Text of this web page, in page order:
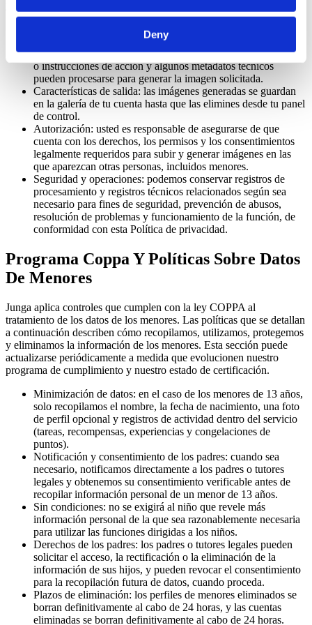
Deny
Uso opcional: «Selfie con Junga» es una función opcional y
no es necesaria para utilizar el Servicio.
Datos de entrada: las fotos originales subidas, las indicaciones
o instrucciones de acción y algunos metadatos técnicos
pueden procesarse para generar la imagen solicitada.
Características de salida: las imágenes generadas se guardan
en la galería de tu cuenta hasta que las elimines desde tu panel
de control.
Autorización: usted es responsable de asegurarse de que
cuenta con los derechos, los permisos y los consentimientos
legalmente requeridos para subir y generar imágenes en las
que aparezcan otras personas, incluidos menores.
Seguridad y operaciones: podemos conservar registros de
procesamiento y registros técnicos relacionados según sea
necesario para fines de seguridad, prevención de abusos,
resolución de problemas y funcionamiento de la función, de
conformidad con esta Política de privacidad.
Programa Coppa Y Políticas Sobre Datos
De Menores
Junga aplica controles que cumplen con la ley COPPA al
tratamiento de los datos de los menores. Las políticas que se detallan
a continuación describen cómo recopilamos, utilizamos, protegemos
y eliminamos la información de los menores. Esta sección puede
actualizarse periódicamente a medida que evolucionen nuestro
programa de cumplimiento y nuestro estado de certificación.
Minimización de datos: en el caso de los menores de 13 años,
solo recopilamos el nombre, la fecha de nacimiento, una foto
de perfil opcional y registros de actividad dentro del servicio
(tareas, recompensas, experiencias y congelaciones de
puntos).
Notificación y consentimiento de los padres: cuando sea
necesario, notificamos directamente a los padres o tutores
legales y obtenemos su consentimiento verificable antes de
recopilar información personal de un menor de 13 años.
Sin condiciones: no se exigirá al niño que revele más
información personal de la que sea razonablemente necesaria
para utilizar las funciones dirigidas a los niños.
Derechos de los padres: los padres o tutores legales pueden
solicitar el acceso, la rectificación o la eliminación de la
información de sus hijos, y pueden revocar el consentimiento
para la recopilación futura de datos, cuando proceda.
Plazos de eliminación: los perfiles de menores eliminados se
borran definitivamente al cabo de 24 horas, y las cuentas
eliminadas se borran definitivamente al cabo de 24 horas.